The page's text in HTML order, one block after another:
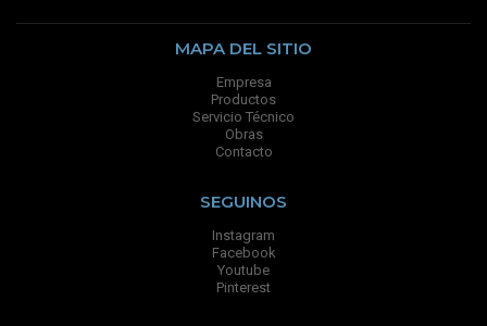
MAPA DEL SITIO
Empresa
Productos
Servicio Técnico
Obras
Contacto
SEGUINOS
Instagram
Facebook
Youtube
Pinterest